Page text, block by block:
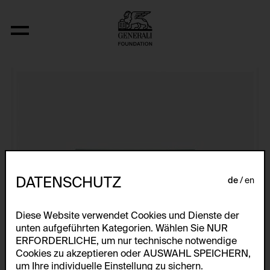
Aus der Serie "U.F.O.-naut J.K. (U.F.O.)"
DATENSCHUTZ de en
Diese Website verwendet Cookies und Dienste der
unten aufgeführten Kategorien. Wählen Sie NUR
ERFORDERLICHE, um nur technische notwendige
Cookies zu akzeptieren oder AUSWAHL SPEICHERN,
um Ihre individuelle Einstellung zu sichern.